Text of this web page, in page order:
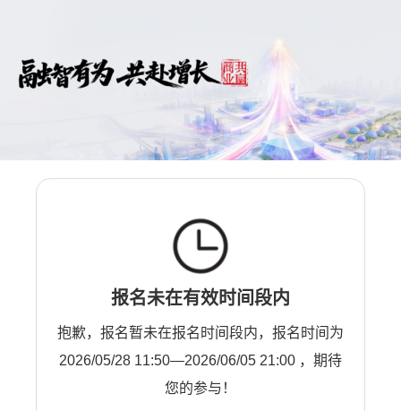
报名未在有效时间段内
抱歉，报名暂未在报名时间段内，报名时间为
2026/05/28 11:50—2026/06/05 21:00 ，期待
您的参与！